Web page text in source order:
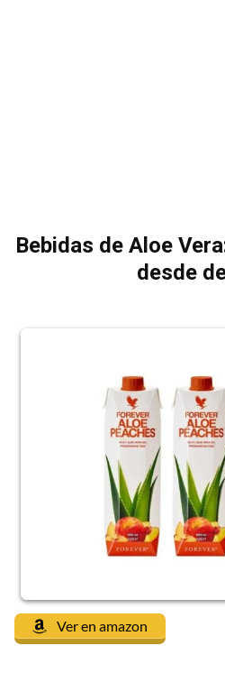
Bebidas de Aloe
desde
Ver en amazon